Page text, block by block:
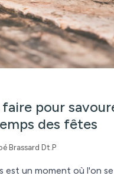
pour
des fêtes
Brassard Dt.P
est un moment où l'on se